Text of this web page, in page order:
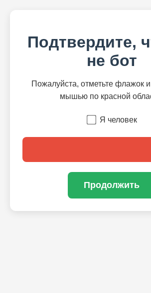
Подтвердите,
не бот
Пожалуйста, отметьте флажок
мышью по красной
Я человек
Продолжить